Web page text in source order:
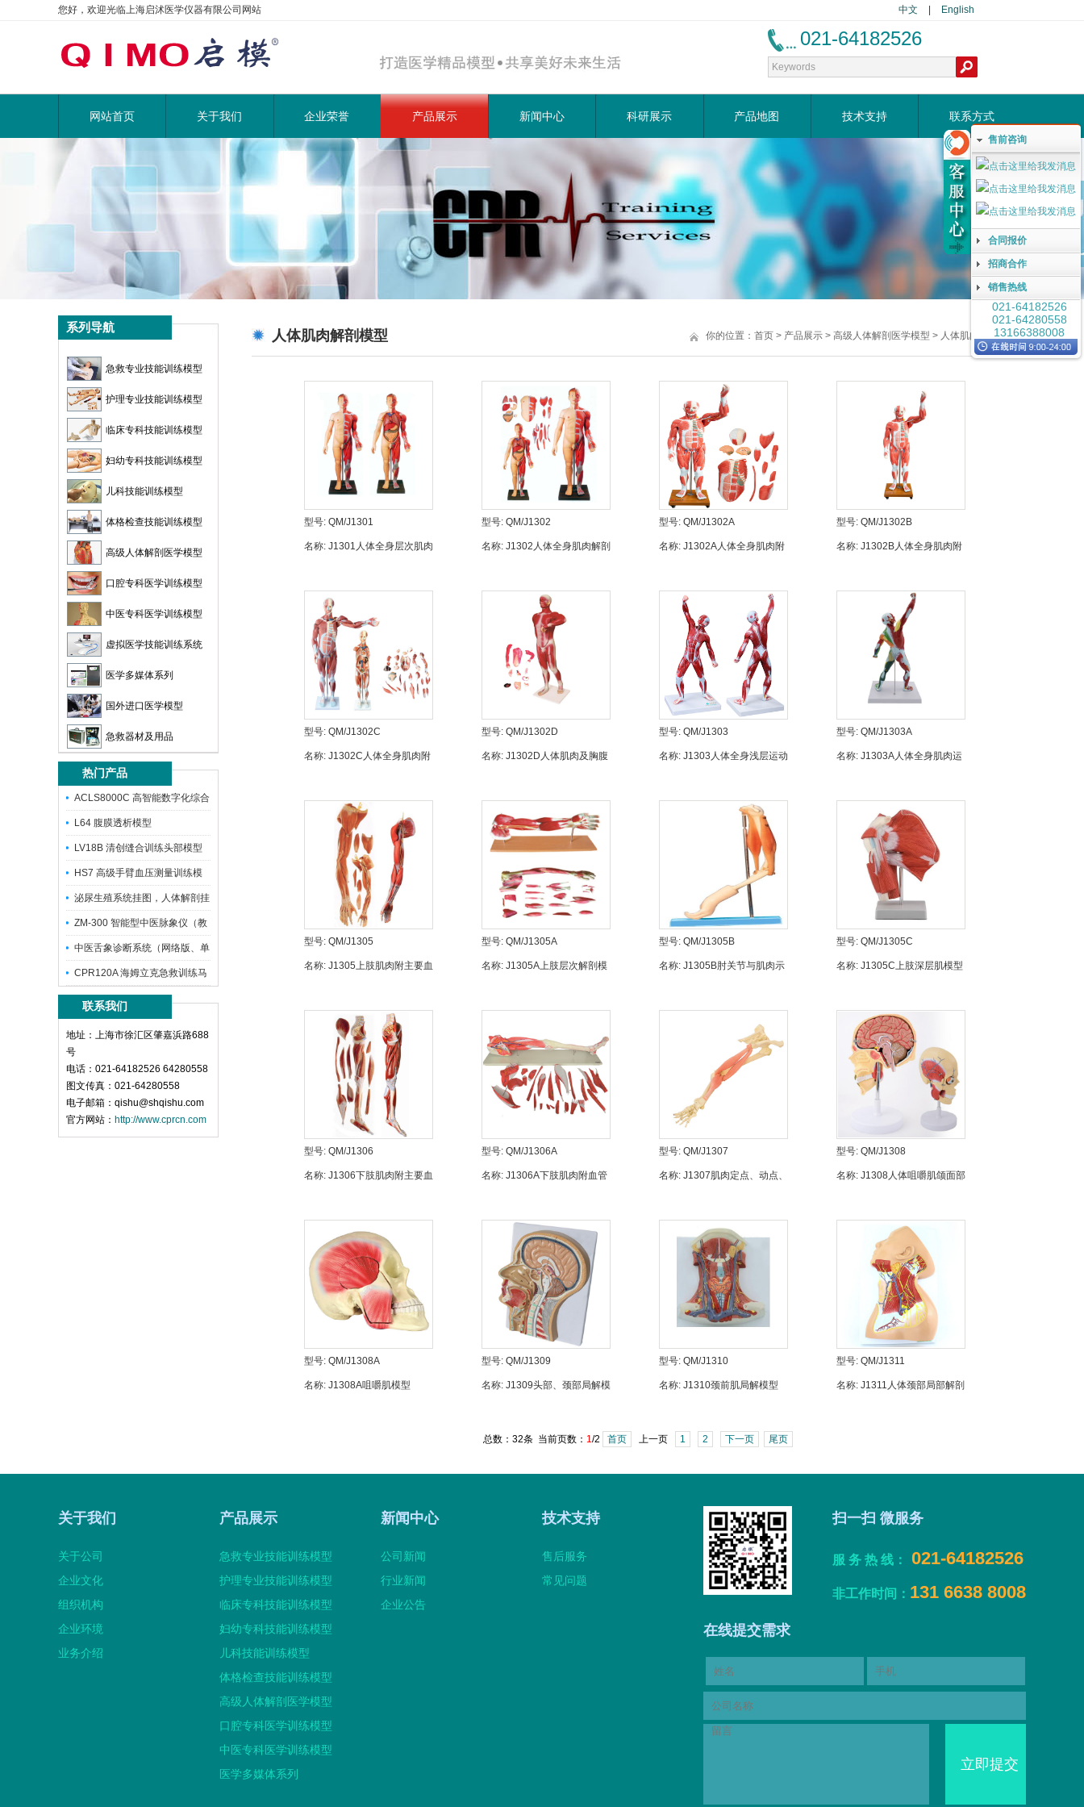
您好，欢迎光临上海启沭医学仪器有限公司网站 中文 English
021-64182526
网站首页 关于我们 企业荣誉 产品展示 新闻中心 科研展示 产品地图 技术支持 联系方式
1
系列导航
急救专业技能训练模型
护理专业技能训练模型
临床专科技能训练模型
妇幼专科技能训练模型
儿科技能训练模型
体格检查技能训练模型
高级人体解剖医学模型
口腔专科医学训练模型
中医专科医学训练模型
虚拟医学技能训练系统
医学多媒体系列
国外进口医学模型
急救器材及用品
热门产品
ACLS8000C 高智能数字化综合
L64 腹膜透析模型
LV18B 清创缝合训练头部模型
HS7 高级手臂血压测量训练模
型
泌尿生殖系统挂图，人体解剖挂
图
ZM-300 智能型中医脉象仪（教
学
中医舌象诊断系统（网络版、单
机版）（
CPR120A 海姆立克急救训练马
甲
联系我们
地址：上海市徐汇区肇嘉浜路688
号
电话：021-64182526 64280558
图文传真：021-64280558
电子邮箱：qishu@shqishu.com
官方网站： http://www.cprcn.com
人体肌肉解剖模型 你的位置： 首页 > 产品展示 > 高级人体解剖医学模型 > 人体肌肉解剖模型
型号: QM/J1301
名称: J1301人体全身层次肌肉
型号: QM/J1302
名称: J1302人体全身肌肉解剖
型号: QM/J1302A
名称: J1302A人体全身肌肉附
型号: QM/J1302B
名称: J1302B人体全身肌肉附
型号: QM/J1302C
名称: J1302C人体全身肌肉附
型号: QM/J1302D
名称: J1302D人体肌肉及胸腹
型号: QM/J1303
名称: J1303人体全身浅层运动
型号: QM/J1303A
名称: J1303A人体全身肌肉运
型号: QM/J1305
名称: J1305上肢肌肉附主要血
型号: QM/J1305A
名称: J1305A上肢层次解剖模
型号: QM/J1305B
名称: J1305B肘关节与肌肉示
型号: QM/J1305C
名称: J1305C上肢深层肌模型
型号: QM/J1306
名称: J1306下肢肌肉附主要血
型号: QM/J1306A
名称: J1306A下肢肌肉附血管
型号: QM/J1307
名称: J1307肌肉定点、动点、
型号: QM/J1308
名称: J1308人体咀嚼肌颌面部
型号: QM/J1308A
名称: J1308A咀嚼肌模型
型号: QM/J1309
名称: J1309头部、颈部局解模
型号: QM/J1310
名称: J1310颈前肌局解模型
型号: QM/J1311
名称: J1311人体颈部局部解剖
总数：32条 当前页数： 1/2 首页 上一页 1 2 下一页 尾页
关于我们
关于公司
企业文化
组织机构
企业环境
业务介绍
产品展示
急救专业技能训练模型
护理专业技能训练模型
临床专科技能训练模型
妇幼专科技能训练模型
儿科技能训练模型
体格检查技能训练模型
高级人体解剖医学模型
口腔专科医学训练模型
中医专科医学训练模型
医学多媒体系列
新闻中心
公司新闻
行业新闻
企业公告
技术支持
售后服务
常见问题
扫一扫 微服务
服 务 热 线： 021-64182526
非工作时间： 131 6638 8008
在线提交需求
售前咨询
合同报价
招商合作
销售热线
021-64182526
021-64280558
13166388008